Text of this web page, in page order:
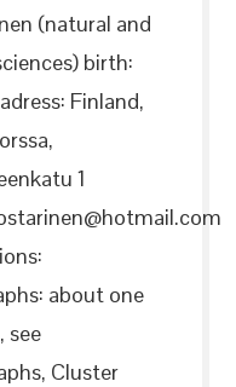
(natural and
birth:
Finland,
1
about one
see
Cluster